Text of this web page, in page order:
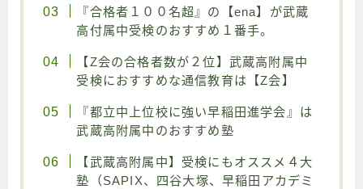
『合格者１００名超』の【ena】が武蔵
高付属中受検のおすすめ１番手。
【Z会の合格者数が２位】武蔵高附属中
受検におすすめな通信教育は【Z会】
『都立中上位校に強い早稲田進学会』は
武蔵高附属中のおすすめ塾
【武蔵高附属中】受検にもオススメ４大
塾（SAPIX、四谷大塚、早稲田アカデミ